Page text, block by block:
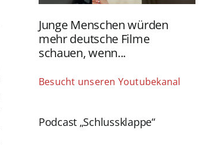
Junge Menschen würden
mehr deutsche Filme
schauen, wenn...
Besucht unseren Youtubekanal
Podcast „Schlussklappe“